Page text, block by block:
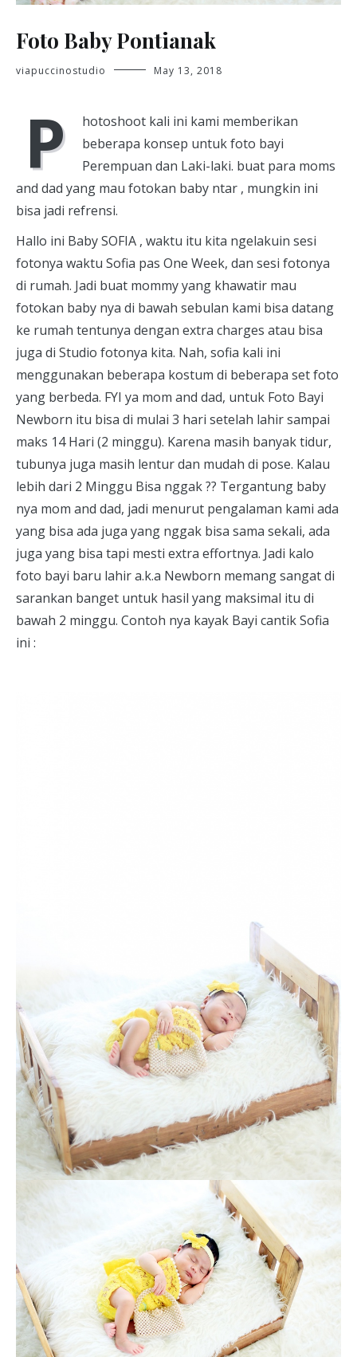
Foto Baby Pontianak
viapuccinostudio May 13, 2018
P
hotoshoot kali ini kami memberikan
beberapa konsep untuk foto bayi
Perempuan dan Laki-laki. buat para moms
and dad yang mau fotokan baby ntar , mungkin ini
bisa jadi refrensi.
Hallo ini Baby SOFIA , waktu itu kita ngelakuin sesi
fotonya waktu Sofia pas One Week, dan sesi fotonya
di rumah. Jadi buat mommy yang khawatir mau
fotokan baby nya di bawah sebulan kami bisa datang
ke rumah tentunya dengan extra charges atau bisa
juga di Studio fotonya kita. Nah, sofia kali ini
menggunakan beberapa kostum di beberapa set foto
yang berbeda. FYI ya mom and dad, untuk Foto Bayi
Newborn itu bisa di mulai 3 hari setelah lahir sampai
maks 14 Hari (2 minggu). Karena masih banyak tidur,
tubunya juga masih lentur dan mudah di pose. Kalau
lebih dari 2 Minggu Bisa nggak ?? Tergantung baby
nya mom and dad, jadi menurut pengalaman kami ada
yang bisa ada juga yang nggak bisa sama sekali, ada
juga yang bisa tapi mesti extra effortnya. Jadi kalo
foto bayi baru lahir a.k.a Newborn memang sangat di
sarankan banget untuk hasil yang maksimal itu di
bawah 2 minggu. Contoh nya kayak Bayi cantik Sofia
ini :